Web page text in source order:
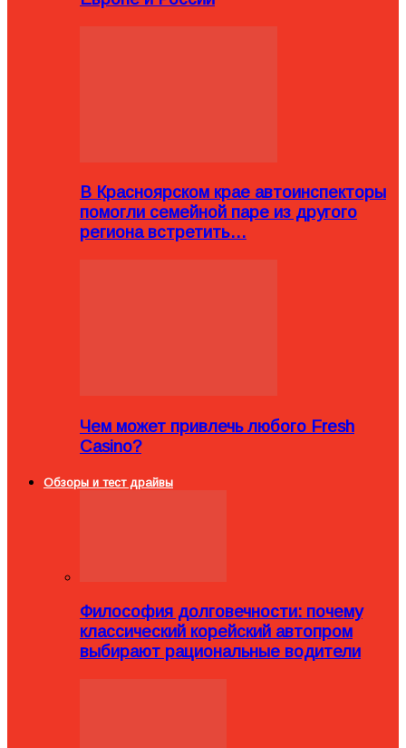
В Красноярском крае автоинспекторы
помогли семейной паре из другого
региона встретить…
Чем может привлечь любого Fresh
Casino?
Обзоры и тест драйвы
Философия долговечности: почему
классический корейский автопром
выбирают рациональные водители